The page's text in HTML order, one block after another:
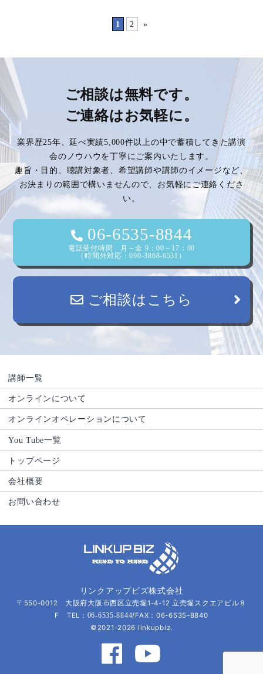
1 2 »
ご相談は無料です。
ご連絡はお気軽に。
業界歴25年、延べ実績5,000件以上の中で蓄積してきた講演
会のノウハウを丁寧にご案内いたします。
趣旨・目的、聴講対象者、希望講師や講師のイメージなど、
お決まりの範囲で構いませんので、お気軽にご連絡くださ
い。
06-6535-8844
電話受付時間 月～金 9：00～17：00
（時間外対応：090-3868-6531）
ご相談はこちら
講師一覧
オンラインについて
オンラインオペレーションについて
You Tube一覧
トップページ
会社概要
お問い合わせ
リンクアップビズ株式会社
〒550-0012 大阪府大阪市西区立売堀1-4-12 立売堀スクエアビル８
F TEL： 06-6535-8844/FAX：06-6535-8840
©2021-2026 linkupbiz.